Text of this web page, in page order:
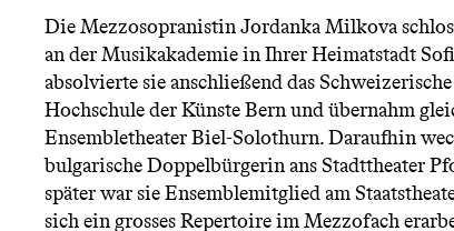
t
m
e
n
Die Mezzosopranistin Jordanka Milkova
an der Musikakademie in Ihrer Heimatstadt
absolvierte sie anschließend das
Hochschule der Künste Bern und übernahm
Ensembletheater Biel-Solothurn. Daraufhin
bulgarische Doppelbürgerin ans Stadttheater
später war sie Ensemblemitglied am
sich ein grosses Repertoire im Mezzofach